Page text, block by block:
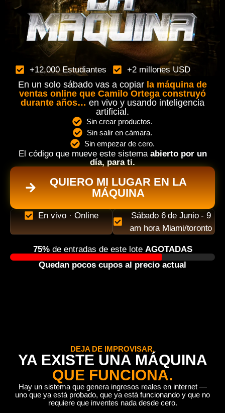
+12,000 Estudiantes +2 millones USD
En un solo sábado vas a copiar la máquina de
ventas online que Camilo Ortega construyó
durante años… en vivo y usando inteligencia
artificial.
Sin crear productos.
Sin salir en cámara.
Sin empezar de cero.
El código que mueve este sistema abierto por un
día, para ti.
QUIERO MI LUGAR EN LA
MÁQUINA
En vivo · Online
Sábado 6 de Junio - 9
am hora Miami/toronto
75%de entradas de este lote AGOTADAS
Quedan pocos cupos al precio actual
DEJA DE IMPROVISAR.
YA EXISTE UNA MÁQUINA
QUE FUNCIONA.
Hay un sistema que genera ingresos reales en internet —
uno que ya está probado, que ya está funcionando y que no
requiere que inventes nada desde cero.